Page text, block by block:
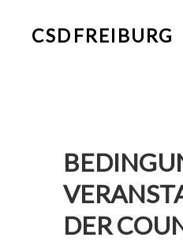
CSD FREIBURG
DER